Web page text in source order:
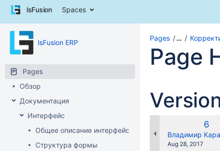
Skip
content
Skip
breadcrumbs
header
Skip
lsFusion Spaces
lsFusion ERP
Pages
Обзор
Документация
Интерфейс
Общее описание интерфейса клиента
Структура формы
Pages …
Page
Old
6
Владимир
Saved
Aug 28, 2017